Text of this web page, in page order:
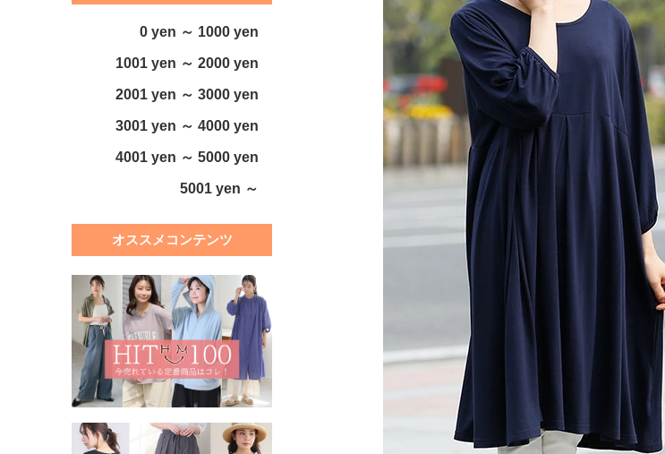
0 yen ～ 1000 yen
1001 yen ～ 2000 yen
2001 yen ～ 3000 yen
3001 yen ～ 4000 yen
4001 yen ～ 5000 yen
5001 yen ～
オススメコンテンツ